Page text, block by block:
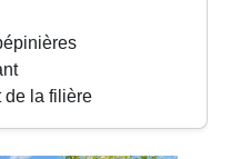
de la filière